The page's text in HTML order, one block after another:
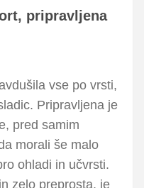
pripravljena
vse po vrsti,
Pripravljena je
pred samim
morali še malo
ohladi in učvrsti.
zelo preprosta, je